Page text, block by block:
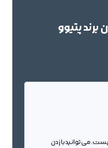
پتیوو
می توانید با زدن